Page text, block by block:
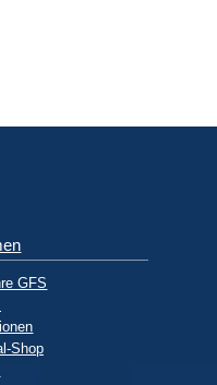
GFS
Shop